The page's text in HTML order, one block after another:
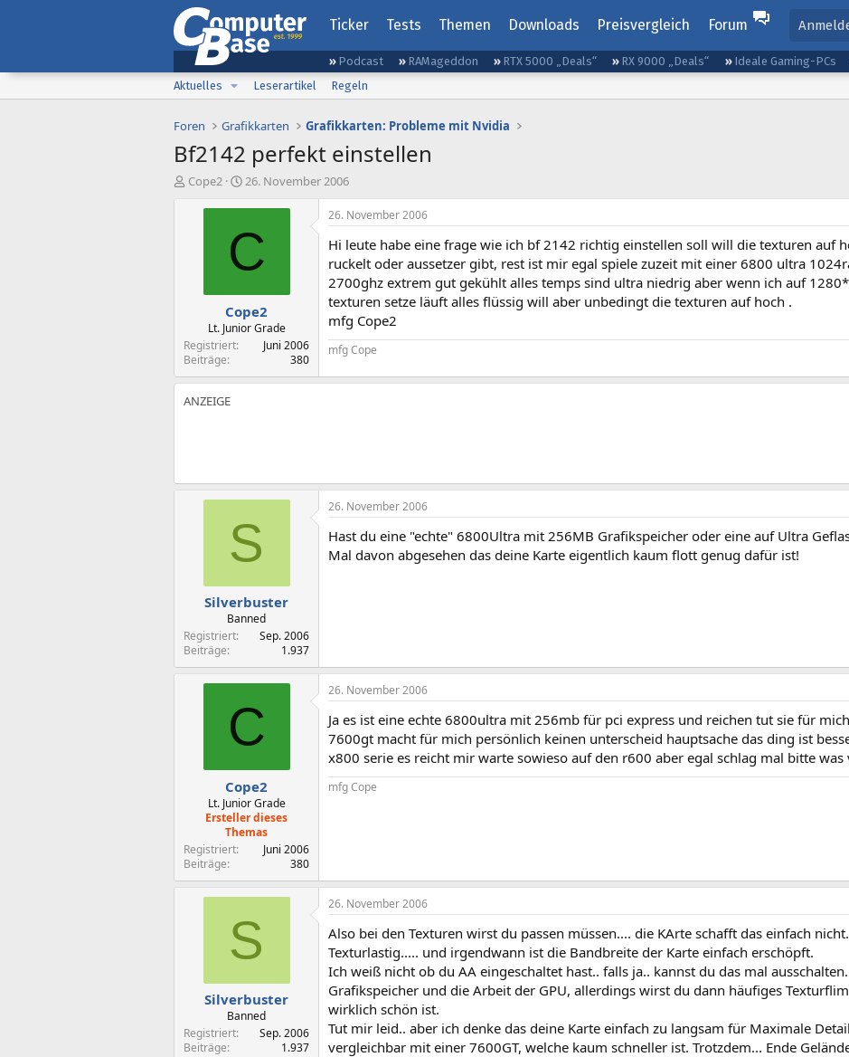
Ticker Tests Themen Downloads Preisvergleich Forum
Podcast RAMageddon RTX 5000 „Deals“ RX 9000 „Deals“ Ideale Gaming-PCs
Aktuelles
Leserartikel Regeln
Foren Grafikkarten Grafikkarten: Probleme mit Nvidia
Bf2142 perfekt einstellen
E
Cope2
E
s
t
t
a
m
26. November 2006
C
Cope2
Lt. Junior Grade
Registriert
Juni 2006
Beiträge
380
26. November 2006
Hi leute habe eine frage wie ich bf 2142 richtig einstellen soll will die texturen auf
ruckelt oder aussetzer gibt, rest ist mir egal spiele zuzeit mit einer 6800 ultra
2700ghz extrem gut gekühlt alles temps sind ultra niedrig aber wenn ich auf
texturen setze läuft alles flüssig will aber unbedingt die texturen auf hoch .
mfg Cope2
mfg Cope
S
Silverbuster
Banned
Registriert
Sep. 2006
Beiträge
1.937
26. November 2006
Hast du eine "echte" 6800Ultra mit 256MB Grafikspeicher oder eine auf Ultra
Mal davon abgesehen das deine Karte eigentlich kaum flott genug dafür ist!
C
Cope2
Lt. Junior Grade
Ersteller dieses
Themas
Registriert
Juni 2006
Beiträge
380
26. November 2006
Ja es ist eine echte 6800ultra mit 256mb für pci express und reichen tut sie für
7600gt macht für mich persönlich keinen unterscheid hauptsache das ding ist
x800 serie es reicht mir warte sowieso auf den r600 aber egal schlag mal bitte was
mfg Cope
S
Silverbuster
Banned
Registriert
Sep. 2006
Beiträge
1.937
26. November 2006
Also bei den Texturen wirst du passen müssen.... die KArte schafft das einfach
Texturlastig..... und irgendwann ist die Bandbreite der Karte einfach erschöpft.
Ich weiß nicht ob du AA eingeschaltet hast.. falls ja.. kannst du das mal
Grafikspeicher und die Arbeit der GPU, allerdings wirst du dann häufiges
wirklich schön ist.
Tut mir leid.. aber ich denke das deine Karte einfach zu langsam für Maximale
vergleichbar mit einer 7600GT, welche kaum schneller ist. Trotzdem... Ende